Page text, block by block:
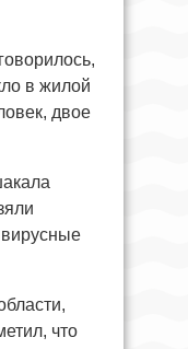
в жилой
двое
что